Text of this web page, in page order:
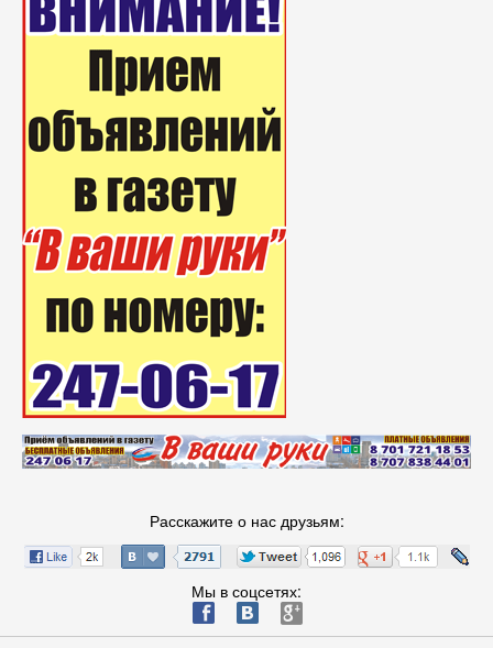
Расскажите о нас друзьям:
Мы в соцсетях:
ä æ è